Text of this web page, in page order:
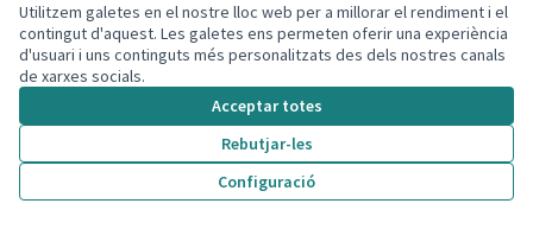
Utilitzem galetes en el nostre lloc web per a millorar el rendiment i el
contingut d'aquest. Les galetes ens permeten oferir una experiència
d'usuari i uns continguts més personalitzats des dels nostres canals
de xarxes socials.
Acceptar totes
Rebutjar-les
Configuració
Implantación de puntos
Espai Públic